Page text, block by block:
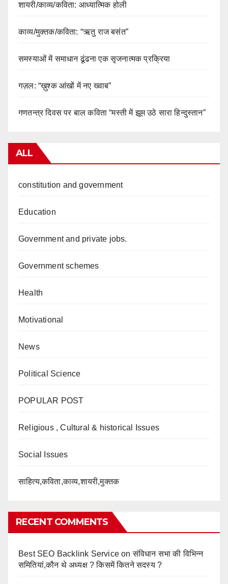
शायरी/काव्य/कविता: आध्यात्मिक होली
काव्य/मुक्तक/कविता: “ऋतु राज बसंत”
समस्याओं में समाधान ढूंढना एक सृजनात्मक प्रक्रिया
गज़ल: “ख़ुश्क आंखों में नए ख्वाब”
गणतन्त्र दिवस पर बाल कविता “मस्ती में झूम उठे सारा हिन्दुस्तान”
ALL
constitution and government
Education
Government and private jobs.
Government schemes
Health
Motivational
News
Political Science
POPULAR POST
Religious , Cultural & historical Issues
Social Issues
साहित्य,कविता,काव्य,शायरी,मुक्तक
RECENT COMMENTS
Best SEO Backlink Service onसंविधान सभा की विभिन्न
समितियां,कौन थे अध्यक्ष ? किसमें कितने सदस्य ?